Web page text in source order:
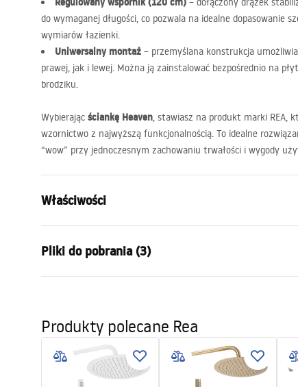
do wymaganej długości, co pozwala na idealne dopasowanie
wymiarów łazienki.
Uniwersalny montaż – przemyślana konstrukcja
prawej, jak i lewej. Można ją zainstalować bezpośrednio na
brodziku.
Wybierając ściankę Heaven, stawiasz na produkt marki REA,
wzornictwo z najwyższą funkcjonalnością. To idealne
“wow” przy jednoczesnym zachowaniu trwałości i wygody
Właściwości
Kolor
Typ kabiny
Walk-in
Seria
Na
Wysokość (mm)
2000
mm
Pliki do pobrania (3)
bezpieczeństwie
WARUNKI BEZPIECZENSTWA
KABINY DRZWI PARAWANY.pdf
Produkty polecane Rea